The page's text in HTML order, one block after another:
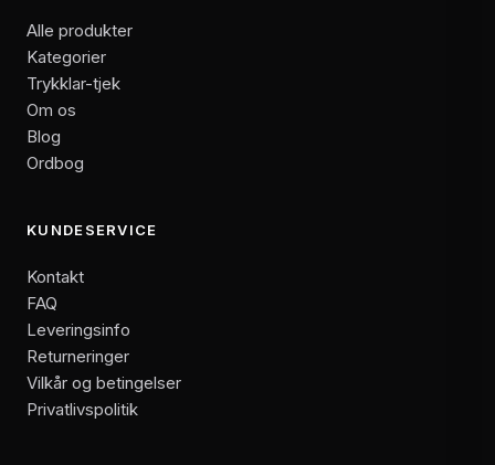
Alle produkter
Kategorier
Trykklar-tjek
Om os
Blog
Ordbog
KUNDESERVICE
Kontakt
FAQ
Leveringsinfo
Returneringer
Vilkår og betingelser
Privatlivspolitik